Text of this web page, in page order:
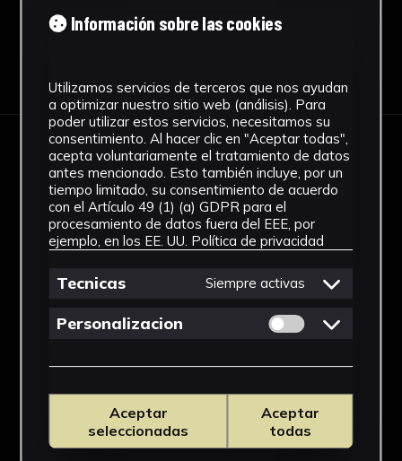
IMAGES
Información sobre las cookies
Utilizamos servicios de terceros que nos ayudan
a optimizar nuestro sitio web (análisis). Para
poder utilizar estos servicios, necesitamos su
consentimiento. Al hacer clic en "Aceptar todas",
acepta voluntariamente el tratamiento de datos
antes mencionado. Esto también incluye, por un
tiempo limitado, su consentimiento de acuerdo
con el Artículo 49 (1) (a) GDPR para el
procesamiento de datos fuera del EEE, por
ejemplo, en los EE. UU. Política de privacidad
Tecnicas Siempre activas
Personalizacion Permitir cookies
Aceptar
seleccionadas
Aceptar
todas